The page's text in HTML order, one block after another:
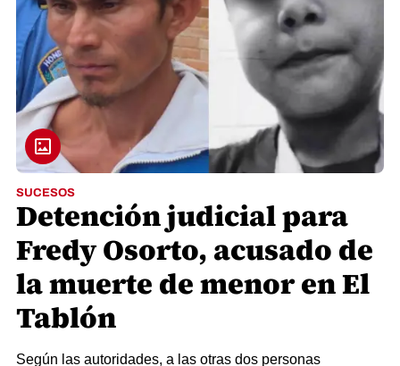
SUCESOS
Detención judicial para
Fredy Osorto, acusado de
la muerte de menor en El
Tablón
Según las autoridades, a las otras dos personas